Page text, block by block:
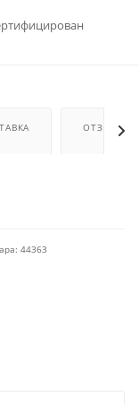
ОТЗЫВЫ
44363